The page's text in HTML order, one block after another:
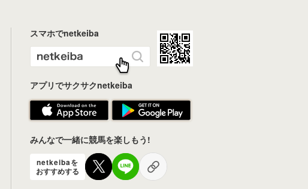
スマホでnetkeiba
アプリでサクサクnetkeiba
みんなで一緒に競馬を楽しもう!
netkeibaを
おすすめする